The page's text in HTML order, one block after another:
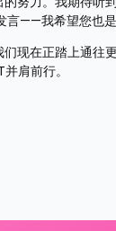
言——我希望您也是
现在正踏上通往
肩前行。